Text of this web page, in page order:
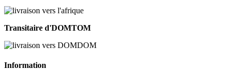
Transitaire d'DOMTOM
Information